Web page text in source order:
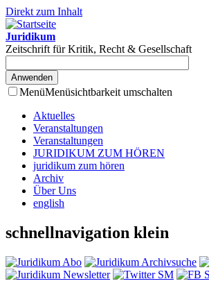
Direkt zum Inhalt
Juridikum
Zeitschrift für Kritik, Recht & Gesellschaft
MenüMenüsichtbarkeit umschalten
Aktuelles
Veranstaltungen
Veranstaltungen
JURIDIKUM ZUM HÖREN
juridikum zum hören
Archiv
Über Uns
english
schnellnavigation klein